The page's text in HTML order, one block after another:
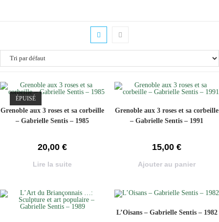
ÉPUISÉ
Grenoble aux 3 roses et sa corbeille
– Gabrielle Sentis – 1985
20,00 €
Lire la suite
Grenoble aux 3 roses et sa corbeille
– Gabrielle Sentis – 1991
15,00 €
Ajouter au panier
L’Oisans – Gabrielle Sentis – 1982